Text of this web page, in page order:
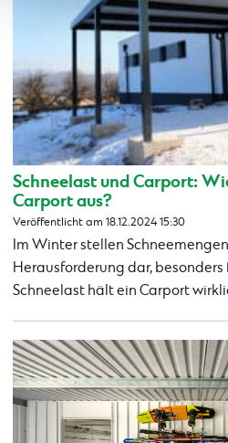
Schneelast und Carport:
Carport aus?
Veröffentlicht am 18.12.2024 15:30
Im Winter stellen
Herausforderung dar, besonders
Schneelast hält ein Carport